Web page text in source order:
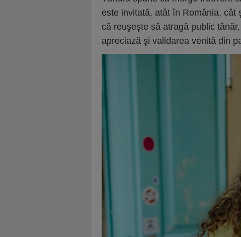
este invitată, atât în România, cât
că reuşeşte să atragă public
apreciază şi validarea venită din